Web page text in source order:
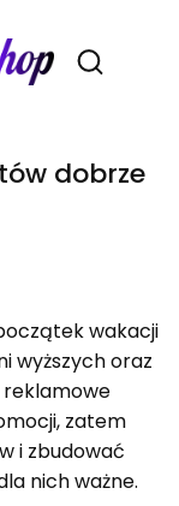
Otwórz
dobrze
wakacji
wyższych oraz
reklamowe
zatem
i zbudować
nich ważne.